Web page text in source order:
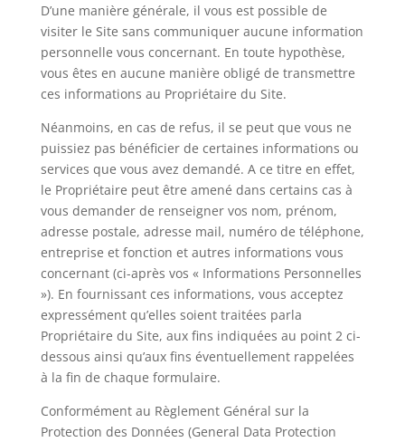
D’une manière générale, il vous est possible de
visiter le Site sans communiquer aucune information
personnelle vous concernant. En toute hypothèse,
vous êtes en aucune manière obligé de transmettre
ces informations au Propriétaire du Site.
Néanmoins, en cas de refus, il se peut que vous ne
puissiez pas bénéficier de certaines informations ou
services que vous avez demandé. A ce titre en effet,
le Propriétaire peut être amené dans certains cas à
vous demander de renseigner vos nom, prénom,
adresse postale, adresse mail, numéro de téléphone,
entreprise et fonction et autres informations vous
concernant (ci-après vos « Informations Personnelles
»). En fournissant ces informations, vous acceptez
expressément qu’elles soient traitées parla
Propriétaire du Site, aux fins indiquées au point 2 ci-
dessous ainsi qu’aux fins éventuellement rappelées
à la fin de chaque formulaire.
Conformément au Règlement Général sur la
Protection des Données (General Data Protection